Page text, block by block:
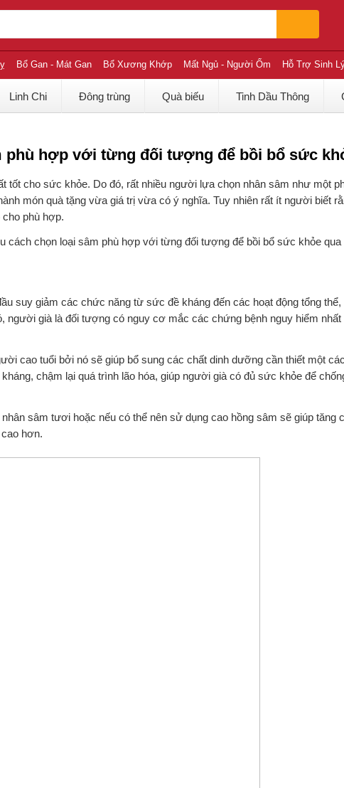
Bổ Gan - Mát Gan Bổ Xương Khớp Mất Ngủ - Người Ốm Hỗ Trợ Sinh
Linh Chi Đông trùng Quà biếu Tinh Dầu Thông
phù hợp với từng đối tượng để bồi bổ sức
tốt cho sức khỏe. Do đó, rất nhiều người lựa chọn nhân sâm như một
món quà tặng vừa giá trị vừa có ý nghĩa. Tuy nhiên rất ít người biết
phù hợp.
cách chọn loại sâm phù hợp với từng đối tượng để bồi bổ sức khỏe
suy giảm các chức năng từ sức đề kháng đến các hoạt động tổng thể,
người già là đối tượng có nguy cơ mắc các chứng bệnh nguy hiểm
cao tuổi bởi nó sẽ giúp bổ sung các chất dinh dưỡng cần thiết một
chậm lại quá trình lão hóa, giúp người già có đủ sức khỏe để
sâm tươi hoặc nếu có thể nên sử dụng cao hồng sâm sẽ giúp tăng
hơn.